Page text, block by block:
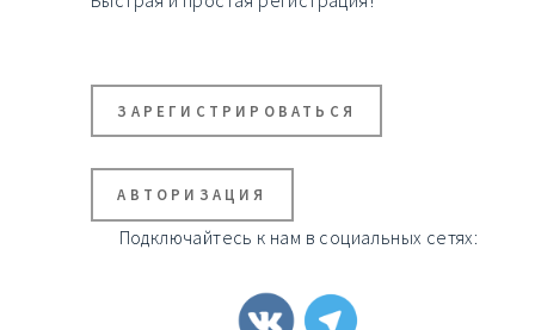
ЗАРЕГИСТРИРОВАТЬСЯ
АВТОРИЗАЦИЯ
Подключайтесь к нам в социальных сетях: